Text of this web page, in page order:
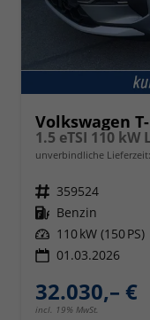
Volkswagen
unverbindliche Lieferzeit:
Fahrzeugnr. 359524
Kraftstoff Benzin
Leistung 110 kW (150 PS)
01.03.2026
32.030,– €
incl. 19% MwSt.